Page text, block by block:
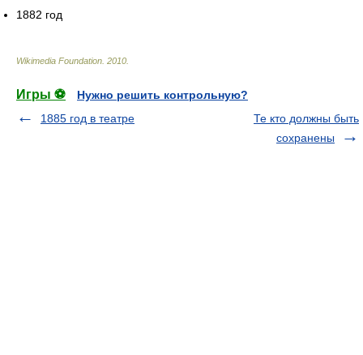
1882 год
Wikimedia Foundation 2010
Игры ⚽
Нужно решить контрольную?
1885 год в театре
Те кто должны быть
сохранены